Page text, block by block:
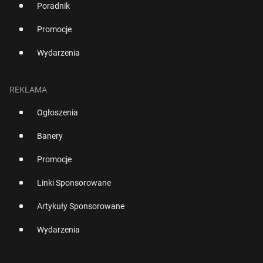
Poradnik
Promocje
Wydarzenia
REKLAMA
Ogłoszenia
Banery
Promocje
Linki Sponsorowane
Artykuły Sponsorowane
Wydarzenia